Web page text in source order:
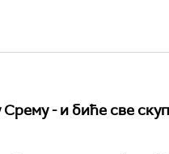
- и биће све